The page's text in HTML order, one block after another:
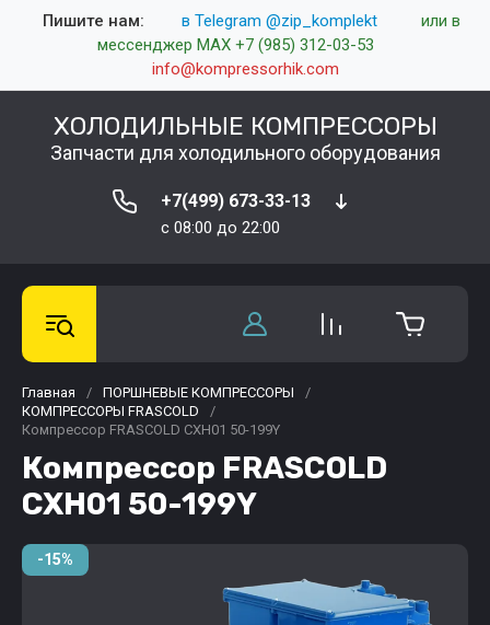
Пишите нам: в Telegram @zip_komplekt
или в
мессенджер MAX +7 (985) 312-03-53
info@kompressorhik.com
ХОЛОДИЛЬНЫЕ КОМПРЕССОРЫ
Запчасти для холодильного оборудования
+7(499) 673-33-13
c 08:00 до 22:00
Главная / ПОРШНЕВЫЕ КОМПРЕССОРЫ
/
КОМПРЕССОРЫ FRASCOLD
/
Компрессор FRASCOLD CXH01 50-199Y
Компрессор FRASCOLD
CXH01 50-199Y
-15%